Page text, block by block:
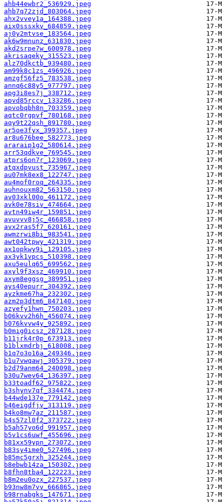
ahb44ewbr2_536929.jpeg
ahb7q72zjd_803064.jpeg
ahx2vvey1a_164388.jpeg
aix0sssxkv_684859.jpeg
aj0y2mtvse_183564.jpeg
ak6w9mnunz_631830.jpeg
akd2srpe7w_600978.jpeg
akrisaqeky_315523.jpeg
alz70dkctb_939480.jpeg
am99k8c1zs_496926.jpeg
amzgf56fz5_783538.jpeg
annq6c88y5_977797.jpeg
apg3i8es7j_338712.jpeg
apvd85rccv_133286.jpeg
apvobqbh8n_703359.jpeg
aqtc0rgpvf_780168.jpeg
aqy9t22qsh_891780.jpeg
ar5oe3fyx_399357.jpeg
ar8u676bee_582773.jpeg
araraip1g2_580614.jpeg
arr53qdkve_769545.jpeg
atprs6on7r_123069.jpeg
atqxdpvust_735967.jpeg
au07mk8ex8_122747.jpeg
au4mof0roq_264335.jpeg
auhnouxm82_563150.jpeg
av03xkl00o_461172.jpeg
avk0e78siv_474664.jpeg
avtn49iw4r_159851.jpeg
avuvvv8j5c_466858.jpeg
avx2ras5f7_620161.jpeg
awmzrwi8bi_983541.jpeg
awt042tpwy_421319.jpeg
ax1opkwy9i_129105.jpeg
ax3yk1vpcs_510398.jpeg
axu5eulq65_699562.jpeg
axyl9f3xsz_469910.jpeg
axym8eggsg_389951.jpeg
ays40epurr_304392.jpeg
ayzkme67ha_232302.jpeg
azm2p3dtm6_847140.jpeg
azyefy1hwn_750203.jpeg
b06kvv2h6h_456074.jpeg
b076kvvw4y_925892.jpeg
b0mig0icsz_287128.jpeg
b11jrk4r0p_673913.jpeg
b1blxmdrbj_618008.jpeg
b1q7o3o16a_249346.jpeg
b1u7vwqawj_305379.jpeg
b2d79anm64_240098.jpeg
b30u7wev64_136397.jpeg
b33toadf62_975822.jpeg
b3shynv7qf_334474.jpeg
b44wde137e_779142.jpeg
b46eigdfjv_313119.jpeg
b4ko8mw7az_211587.jpeg
b4s57zl0f2_373722.jpeg
b5ah57yo6d_991957.jpeg
b5v1cs6uwf_455696.jpeg
b81xx59ypn_273072.jpeg
b83sy4ime0_527496.jpeg
b85mc5grxh_325244.jpeg
b8ebwb14za_150302.jpeg
b8fhn8tba4_122223.jpeg
b8m2eu0ozx_227537.jpeg
b93nw8m7vv_666865.jpeg
b98rnabgks_147671.jpeg